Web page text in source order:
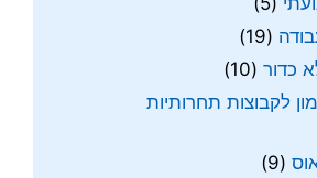
(19)
כדור (10)
לקבוצות תחרותיות
(9)